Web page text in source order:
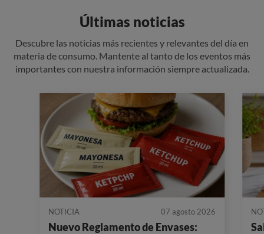
Últimas noticias
Descubre las noticias más recientes y relevantes del día en
materia de consumo. Mantente al tanto de los eventos más
importantes con nuestra información siempre actualizada.
NOTICIA 07 agosto 2026
Nuevo Reglamento de Envases: